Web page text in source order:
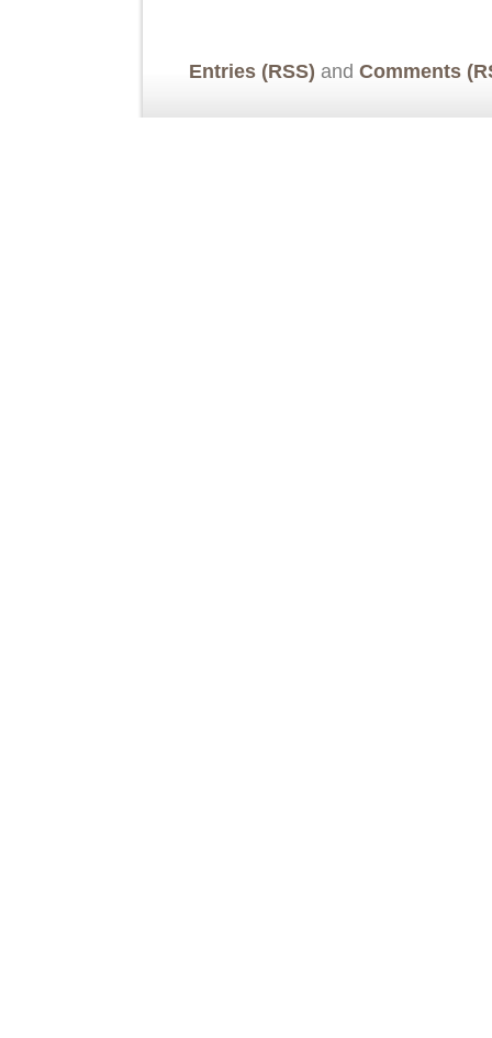
Entries (RSS) and Comments